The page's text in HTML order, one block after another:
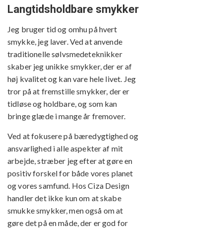
Langtidsholdbare smykker
Jeg bruger tid og omhu på hvert
smykke, jeg laver. Ved at anvende
traditionelle sølvsmedeteknikker
skaber jeg unikke smykker, der er af
høj kvalitet og kan vare hele livet. Jeg
tror på at fremstille smykker, der er
tidløse og holdbare, og som kan
bringe glæde i mange år fremover.
Ved at fokusere på bæredygtighed og
ansvarlighed i alle aspekter af mit
arbejde, stræber jeg efter at gøre en
positiv forskel for både vores planet
og vores samfund. Hos Ciza Design
handler det ikke kun om at skabe
smukke smykker, men også om at
gøre det på en måde, der er god for